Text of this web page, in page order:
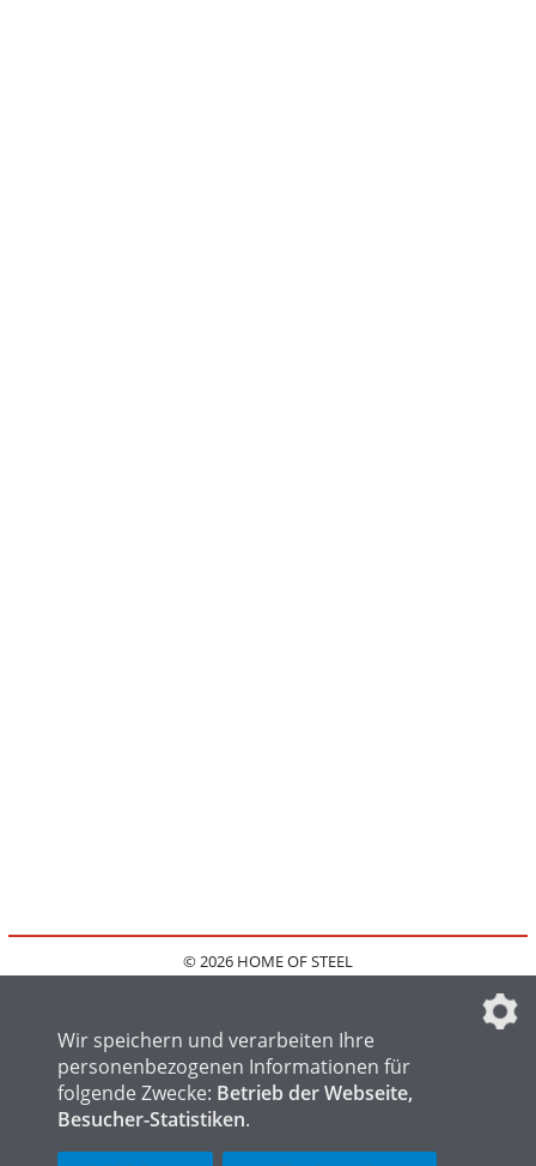
© 2026 HOME OF STEEL
IMPRESSUM
FAQ
DATENSCHUTZEINSTELLUNGEN
HOME OF LOGISTICS
Wir speichern und verarbeiten Ihre
personenbezogenen Informationen für
folgende Zwecke: Betrieb der Webseite,
Besucher-Statistiken.